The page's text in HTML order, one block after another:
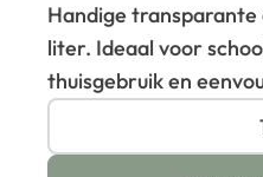
Handige transparante
liter. Ideaal voor
thuisgebruik en